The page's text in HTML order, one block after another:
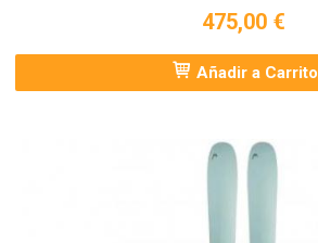
475,00 €
Añadir a Carrito